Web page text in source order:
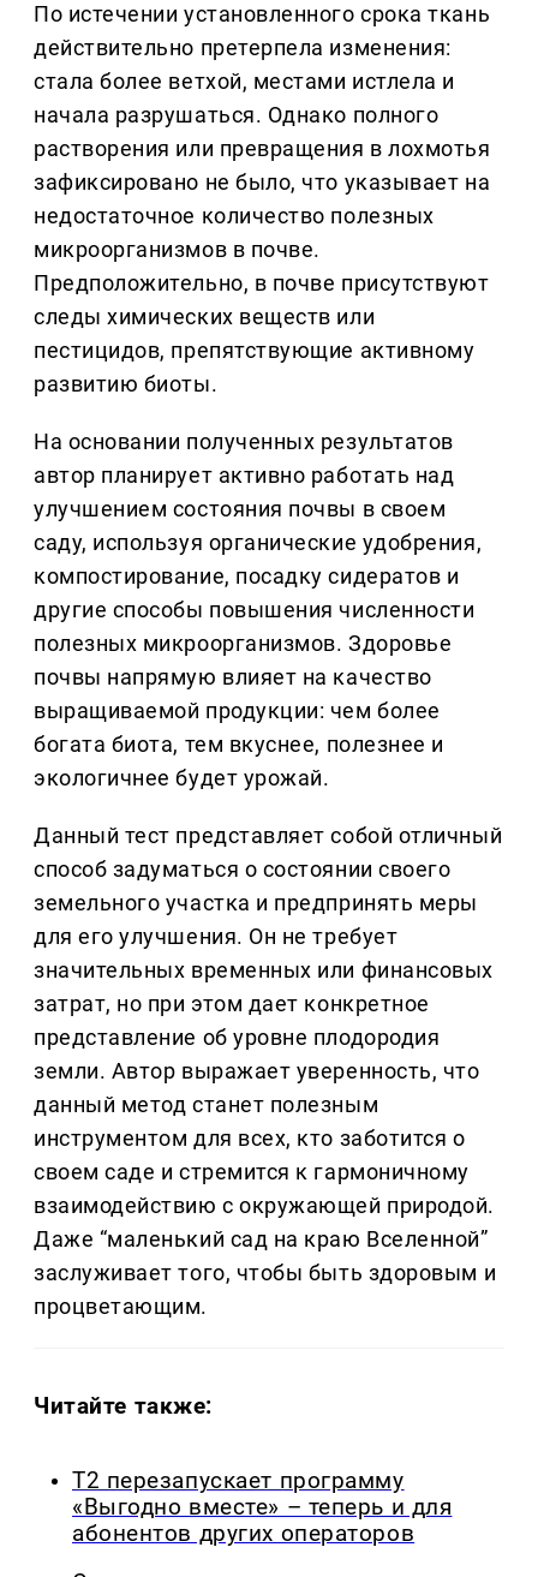
По истечении установленного срока ткань
действительно претерпела изменения:
стала более ветхой, местами истлела и
начала разрушаться. Однако полного
растворения или превращения в лохмотья
зафиксировано не было, что указывает на
недостаточное количество полезных
микроорганизмов в почве.
Предположительно, в почве присутствуют
следы химических веществ или
пестицидов, препятствующие активному
развитию биоты.
На основании полученных результатов
автор планирует активно работать над
улучшением состояния почвы в своем
саду, используя органические удобрения,
компостирование, посадку сидератов и
другие способы повышения численности
полезных микроорганизмов. Здоровье
почвы напрямую влияет на качество
выращиваемой продукции: чем более
богата биота, тем вкуснее, полезнее и
экологичнее будет урожай.
Данный тест представляет собой отличный
способ задуматься о состоянии своего
земельного участка и предпринять меры
для его улучшения. Он не требует
значительных временных или финансовых
затрат, но при этом дает конкретное
представление об уровне плодородия
земли. Автор выражает уверенность, что
данный метод станет полезным
инструментом для всех, кто заботится о
своем саде и стремится к гармоничному
взаимодействию с окружающей природой.
Даже “маленький сад на краю Вселенной”
заслуживает того, чтобы быть здоровым и
процветающим.
Читайте также:
Т2 перезапускает программу
«Выгодно вместе» – теперь и для
абонентов других операторов